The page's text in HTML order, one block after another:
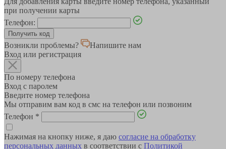
при получении карты
Телефон:
Возникли проблемы?
Напишите нам
Вход или регистрация
По номеру телефона
Вход с паролем
Введите номер телефона
Мы отправим вам код в смс на телефон или позвоним
Телефон *
Нажимая на кнопку ниже, я даю согласие на обработку
персональных данных в соответствии с Политикой